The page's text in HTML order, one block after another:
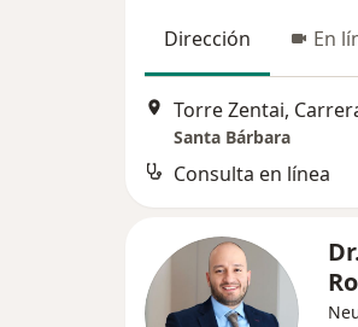
Dirección En
Santa Bárbara
Consulta en línea